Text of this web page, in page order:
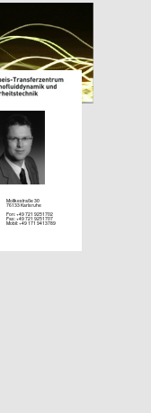
Moltkestraße 30
76133 Karlsruhe
Fon: +49 721 9251702
Fax: +49 721 9251707
Mobil: +49 171 9413789